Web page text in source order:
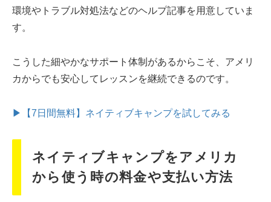
環境やトラブル対処法などのヘルプ記事を用意していま
す。
こうした細やかなサポート体制があるからこそ、アメリ
カからでも安心してレッスンを継続できるのです。
▶【7日間無料】ネイティブキャンプを試してみる
ネイティブキャンプをアメリカ
から使う時の料金や支払い方法